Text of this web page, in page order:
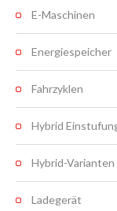
E-Maschinen
Energiespeicher
Fahrzyklen
Hybrid
Hybrid-Varianten
Ladegerät